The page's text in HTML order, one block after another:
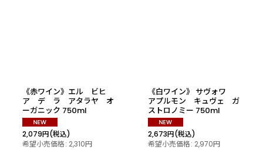
《赤ワイン》エル ビヒ
ア デ ラ アタラヤ オ
ーガニック 750ml
2,079円(税込)
希望小売価格: 2,310円
《白ワイン》 サヴォワ
アプルモン キュヴェ ガ
ストロノミー 750ml
2,673円(税込)
希望小売価格: 2,970円